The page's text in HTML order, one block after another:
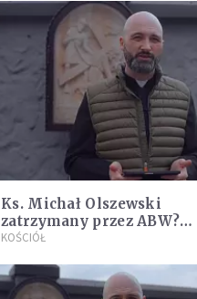
Michała Legana
Ks. Michał Olszewski
zatrzymany przez ABW?
Zapytaliśmy rzecznika
Profeto
KOŚCIÓŁ